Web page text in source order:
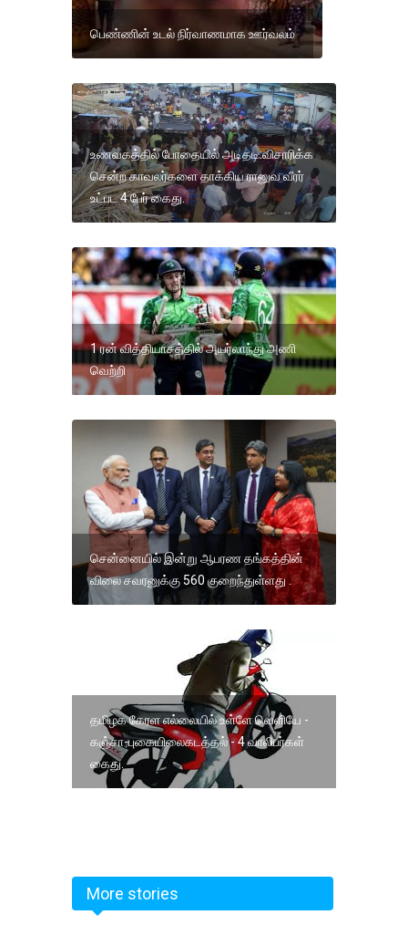
பெண்ணின் உடல் நிர்வாணமாக ஊர்வலம்
உணவகத்தில் போதையில் அடிதடி:விசாரிக்க
சென்ற காவலர்களை தாக்கிய ரானுவ வீரர்
உட்பட 4 பேர் கைது.
1 ரன் வித்தியாசத்தில் அயர்லாந்து அணி
வெற்றி
சென்னையில் இன்று ஆபரண தங்கத்தின்
விலை சவரனுக்கு 560 குறைந்துள்ளது .
தமிழக கேரள எல்லையில் உள்ளே வெளியே -
கஞ்சா-புகையிலைகடத்தல் - 4 வாலிபர்கள்
கைது.
More stories